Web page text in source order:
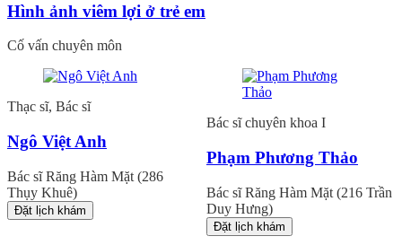
Hình ảnh viêm lợi ở trẻ em
Cố vấn chuyên môn
Thạc sĩ, Bác sĩ
Ngô Việt Anh
Bác sĩ Răng Hàm Mặt (286
Thụy Khuê)
Đặt lịch khám
Bác sĩ chuyên khoa I
Phạm Phương Thảo
Bác sĩ Răng Hàm Mặt (216 Trần
Duy Hưng)
Đặt lịch khám